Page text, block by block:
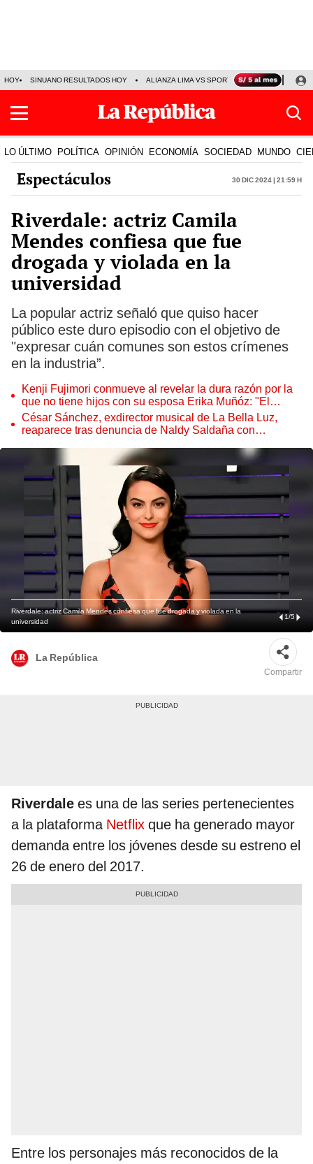
HOY SINUANO RESULTADOS HOY ALIANZA LIMA VS SPORT BOYS JORGE
LO ÚLTIMO POLÍTICA OPINIÓN ECONOMÍA SOCIEDAD MUNDO
Espectáculos 30 Dic 2024 | 21:59 h
Riverdale: actriz Camila
Mendes confiesa que fue
drogada y violada en la
universidad
La popular actriz señaló que quiso hacer
público este duro episodio con el objetivo de
"expresar cuán comunes son estos crímenes
en la industria”.
Kenji Fujimori conmueve al revelar la dura razón por la
que no tiene hijos con su esposa Erika Muñóz: "El
proceso judicial"
César Sánchez, exdirector musical de La Bella Luz,
reaparece tras denuncia de Naldy Saldaña con
Riverdale: actriz Camila Mendes confiesa que fue drogada y violada en la
universidad
1/5
La República
Compartir
Riverdale es una de las series pertenecientes
a la plataforma Netflix que ha generado mayor
demanda entre los jóvenes desde su estreno el
26 de enero del 2017.
Entre los personajes más reconocidos de la